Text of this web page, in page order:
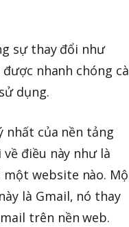
sự thay đổi như
nhanh chóng
dụng.
nhất của nền tảng
điều này như là
website nào.
là Gmail, nó thay
trên nền web.